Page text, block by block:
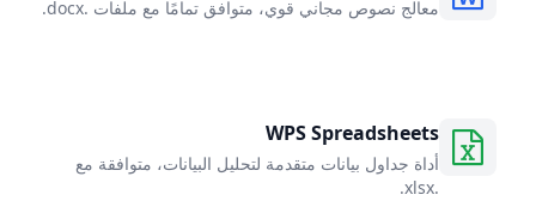
معالج نصوص مجاني قوي، متوافق تمامًا مع ملفات .docx.
WPS Spreadsheets
أداة جداول بيانات متقدمة لتحليل البيانات، متوافقة مع
.xlsx.